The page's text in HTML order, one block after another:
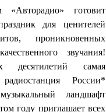
готовит
для ценителей
проникновенных
звучания!
десятилетий самая
радиостанция России*
ландшафт
году приглашает всех